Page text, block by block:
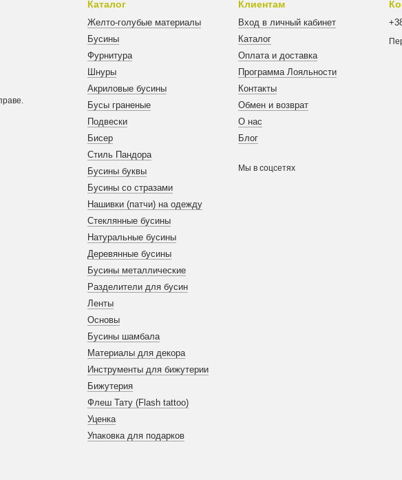
Каталог
Желто-голубые материалы
Бусины
Фурнитура
Шнуры
Акриловые бусины
Бусы граненые
Подвески
Бисер
Стиль Пандора
Бусины буквы
Бусины со стразами
Нашивки (патчи) на одежду
Стеклянные бусины
Натуральные бусины
Деревянные бусины
Бусины металлические
Разделители для бусин
Ленты
Основы
Бусины шамбала
Материалы для декора
Инструменты для бижутерии
Бижутерия
Флеш Тату (Flash tattoo)
Уценка
Упаковка для подарков
Клиентам
Вход в личный кабинет
Каталог
Оплата и доставка
Программа Лояльности
Контакты
Обмен и возврат
О нас
Блог
Мы в соцсетях